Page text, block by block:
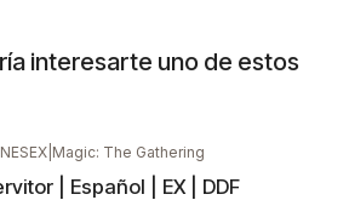
interesarte uno de estos
| Magic: The Gathering
| Español | EX | DDF